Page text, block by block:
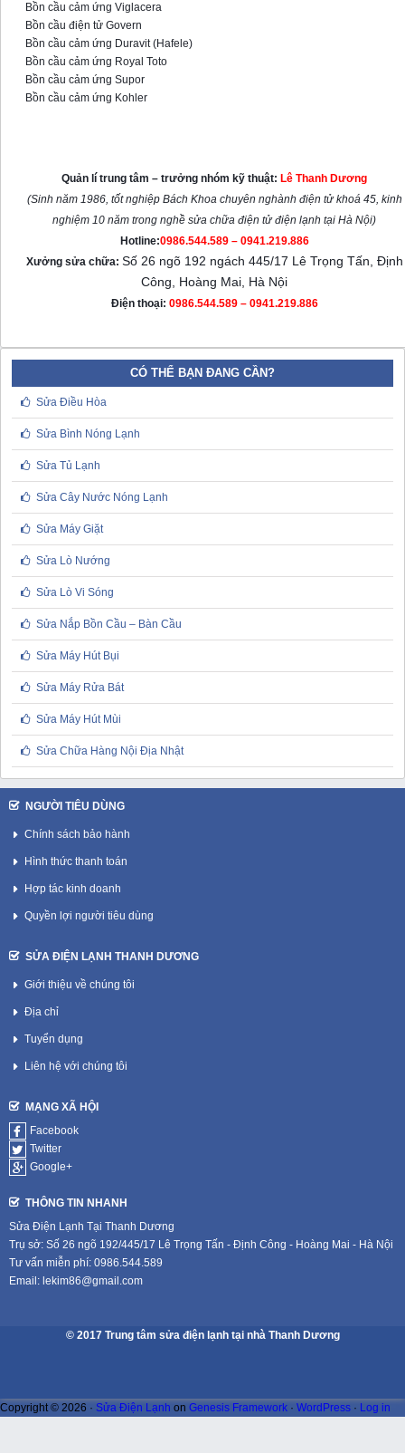
Bồn cầu cảm ứng Viglacera
Bồn cầu điện tử Govern
Bồn cầu cảm ứng Duravit (Hafele)
Bồn cầu cảm ứng Royal Toto
Bồn cầu cảm ứng Supor
Bồn cầu cảm ứng Kohler
Quản lí trung tâm – trưởng nhóm kỹ thuật: Lê Thanh Dương
(Sinh năm 1986, tốt nghiệp Bách Khoa chuyên nghành điện tử khoá 45, kinh
nghiệm 10 năm trong nghề sửa chữa điện tử điện lạnh tại Hà Nội)
Hotline:0986.544.589 – 0941.219.886
Xưởng sửa chữa: Số 26 ngõ 192 ngách 445/17 Lê Trọng Tấn, Định
Công, Hoàng Mai, Hà Nội
Điện thoại: 0986.544.589 – 0941.219.886
CÓ THỂ BẠN ĐANG CẦN?
Sửa Điều Hòa
Sửa Bình Nóng Lạnh
Sửa Tủ Lạnh
Sửa Cây Nước Nóng Lạnh
Sửa Máy Giặt
Sửa Lò Nướng
Sửa Lò Vi Sóng
Sửa Nắp Bồn Cầu – Bàn Cầu
Sửa Máy Hút Bụi
Sửa Máy Rửa Bát
Sửa Máy Hút Mùi
Sửa Chữa Hàng Nội Địa Nhật
NGƯỜI TIÊU DÙNG
Chính sách bảo hành
Hình thức thanh toán
Hợp tác kinh doanh
Quyền lợi người tiêu dùng
SỬA ĐIỆN LẠNH THANH DƯƠNG
Giới thiệu về chúng tôi
Địa chỉ
Tuyển dụng
Liên hệ với chúng tôi
MẠNG XÃ HỘI
Facebook
Twitter
Google+
THÔNG TIN NHANH
Sửa Điện Lạnh Tại Thanh Dương
Trụ sở: Số 26 ngõ 192/445/17 Lê Trọng Tấn - Định Công - Hoàng Mai - Hà Nội
Tư vấn miễn phí: 0986.544.589
Email: lekim86@gmail.com
© 2017 Trung tâm sửa điện lạnh tại nhà Thanh Dương
Copyright © 2026 · Sửa Điện Lạnh on Genesis Framework · WordPress · Log in